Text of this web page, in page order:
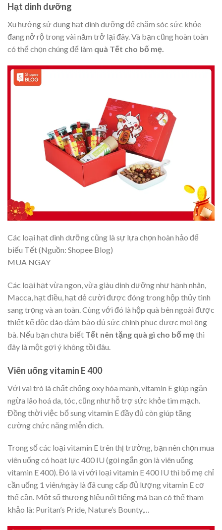
Hạt dinh dưỡng
Xu hướng sử dụng hạt dinh dưỡng để chăm sóc sức khỏe
đang nở rộ trong vài năm trở lại đây. Và bạn cũng hoàn toàn
có thể chọn chúng để làm quà Tết cho bố mẹ.
Các loại hạt dinh dưỡng cũng là sự lựa chọn hoàn hảo để
biếu Tết (Nguồn: Shopee Blog)
MUA NGAY
Các loại hạt vừa ngon, vừa giàu dinh dưỡng như hạnh nhân,
Macca, hạt điều, hạt dẻ cười được đóng trong hộp thủy tinh
sang trọng và an toàn. Cùng với đó là hộp quà bên ngoài được
thiết kế độc đáo đảm bảo đủ sức chinh phục được mọi ông
bà. Nếu bạn chưa biết Tết nên tặng quà gì cho bố mẹthì
đây là một gợi ý không tồi đâu.
Viên uống vitamin E 400
Với vai trò là chất chống oxy hóa mạnh, vitamin E giúp ngăn
ngừa lão hoá da, tóc, cũng như hỗ trợ sức khỏe tim mạch.
Đồng thời việc bổ sung vitamin E đầy đủ còn giúp tăng
cường chức năng miễn dịch.
Trong số các loại vitamin E trên thị trường, bạn nên chọn mua
viên uống có hoạt lực 400 IU (gọi ngắn gọn là viên uống
vitamin E 400). Đó là vì với loại vitamin E 400 IU thì bố mẹ chỉ
cần uống 1 viên/ngày là đã cung cấp đủ lượng vitamin E cơ
thể cần. Một số thương hiệu nổi tiếng mà bạn có thể tham
khảo là: Puritan’s Pride, Nature’s Bounty,…